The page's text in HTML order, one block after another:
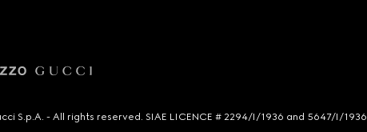
S.p.A. - All rights reserved. SIAE LICENCE # 2294/I/1936 and 5647/I/1936